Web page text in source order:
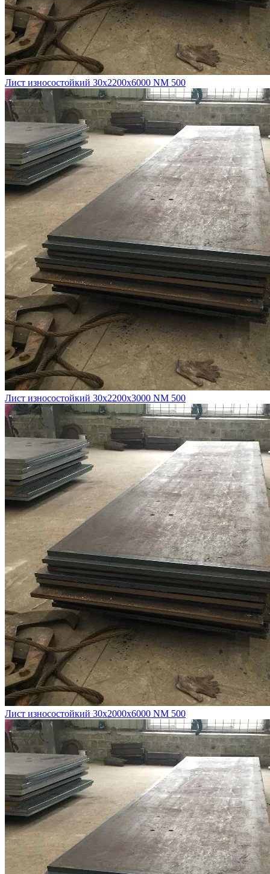
Лист износостойкий 30х2200х6000 NM 500
Лист износостойкий 30х2200х3000 NM 500
Лист износостойкий 30х2000х6000 NM 500